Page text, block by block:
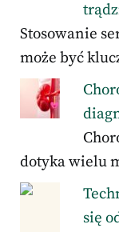
Stosowanie
może być
dotyka wielu
się